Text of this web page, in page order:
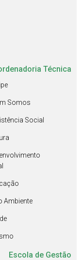
Técnica
Somos
Social
Ambiente
Escola de Gestão